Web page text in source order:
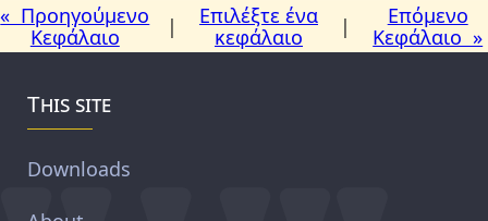
« Προηγούμενο
Κεφάλαιο
|
Επιλέξτε ένα
κεφάλαιο
|
Επόμενο
Κεφάλαιο »
This site
Downloads